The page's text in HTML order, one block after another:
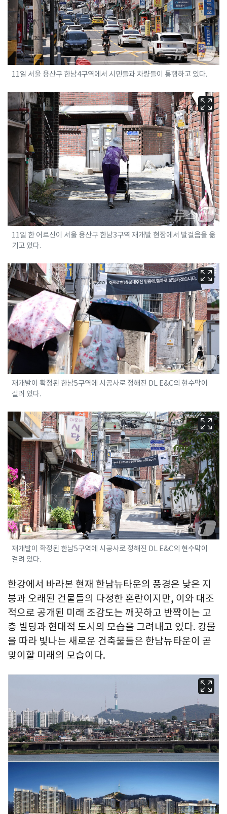
11일 서울 용산구 한남4구역에서 시민들과 차량들이 통행하고 있다.
11일 한 어르신이 서울 용산구 한남3구역 재개발 현장에서 발걸음을 옮
기고 있다.
재개발이 확정된 한남5구역에 시공사로 정해진 DL E&C의 현수막이
걸려 있다.
재개발이 확정된 한남5구역에 시공사로 정해진 DL E&C의 현수막이
걸려 있다.
한강에서 바라본 현재 한남뉴타운의 풍경은 낮은 지
붕과 오래된 건물들의 다정한 혼란이지만, 이와 대조
적으로 공개된 미래 조감도는 깨끗하고 반짝이는 고
층 빌딩과 현대적 도시의 모습을 그려내고 있다. 강물
을 따라 빛나는 새로운 건축물들은 한남뉴타운이 곧
맞이할 미래의 모습이다.